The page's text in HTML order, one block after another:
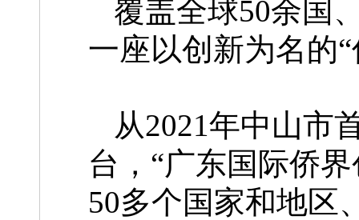
覆盖全球50余国
一座以创新为名的
从2021年中山市
台，“广东国际侨
50多个国家和地区